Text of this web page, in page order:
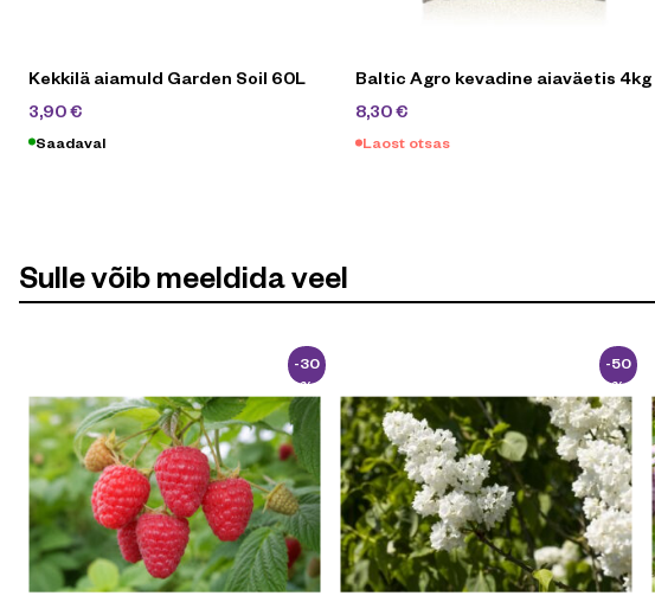
Kekkilä aiamuld Garden Soil 60L
3,90€
Saadaval
Baltic Agro kevadine aiaväetis 4kg
8,30€
Laost otsas
Sulle võib meeldida veel
-30
%
-50
%